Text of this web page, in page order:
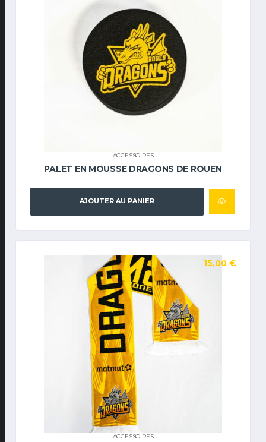
ACCESSOIRES
PALET EN MOUSSE DRAGONS DE ROUEN
AJOUTER AU PANIER
ACCESSOIRES
15,00 €